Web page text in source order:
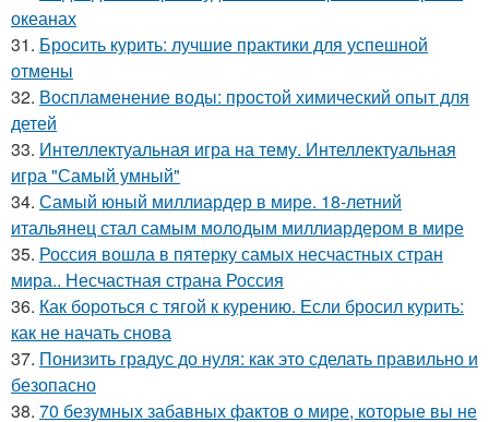
океанах
31. Бросить курить: лучшие практики для успешной
отмены
32. Воспламенение воды: простой химический опыт для
детей
33. Интеллектуальная игра на тему. Интеллектуальная
игра "Самый умный"
34. Самый юный миллиардер в мире. 18-летний
итальянец стал самым молодым миллиардером в мире
35. Россия вошла в пятерку самых несчастных стран
мира.. Несчастная страна Россия
36. Как бороться с тягой к курению. Если бросил курить:
как не начать снова
37. Понизить градус до нуля: как это сделать правильно и
безопасно
38. 70 безумных забавных фактов о мире, которые вы не